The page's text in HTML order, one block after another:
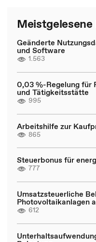
Geänderte
und Software
1.563
0,03 %-Regelung für
und Tätigkeitsstätte
995
Arbeitshilfe zur
865
Steuerbonus für
777
Umsatzsteuerliche
Photovoltaikanlagen
612